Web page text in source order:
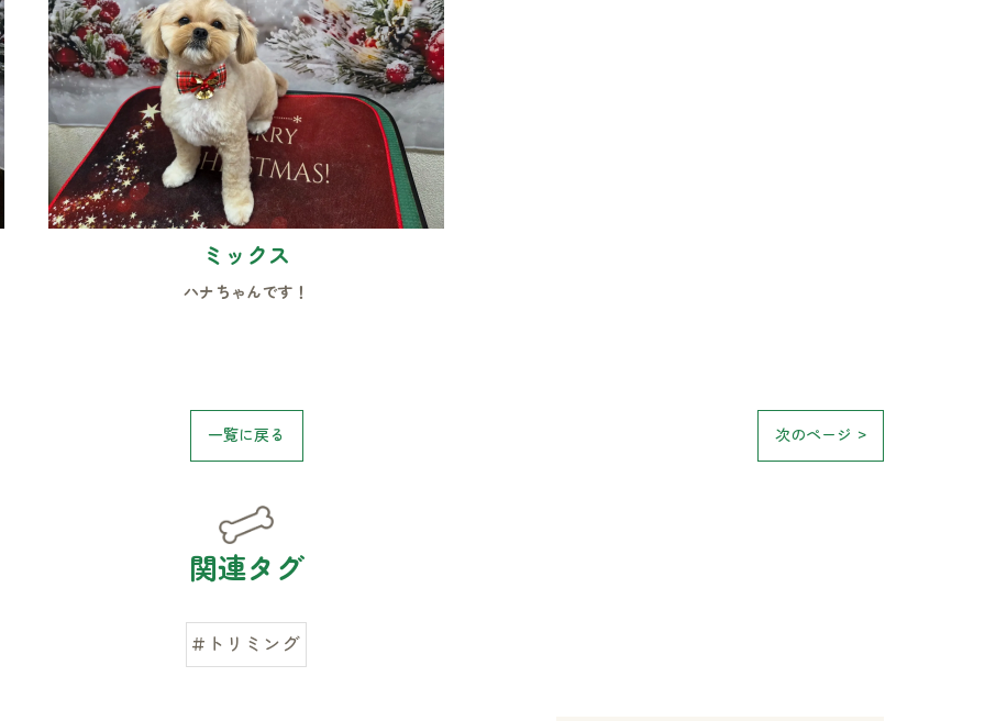
ミックス
ハナちゃんです！
一覧に戻る 次のページ >
関連タグ
#トリミング